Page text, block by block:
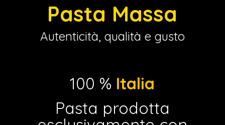
Pasta Massa
Autenticità, qualità e gusto
100 % Italia
Pasta prodotta